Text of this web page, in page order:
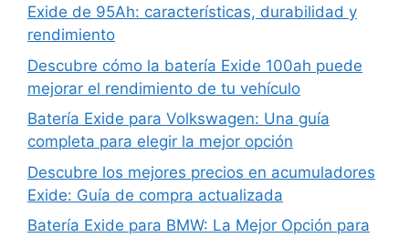
Exide de 95Ah: características, durabilidad y
rendimiento
Descubre cómo la batería Exide 100ah puede
mejorar el rendimiento de tu vehículo
Batería Exide para Volkswagen: Una guía
completa para elegir la mejor opción
Descubre los mejores precios en acumuladores
Exide: Guía de compra actualizada
Batería Exide para BMW: La Mejor Opción para